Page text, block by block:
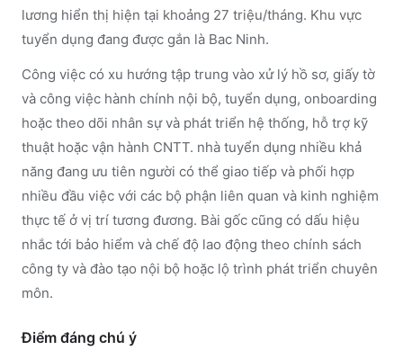
lương hiển thị hiện tại khoảng 27 triệu/tháng. Khu vực
tuyển dụng đang được gắn là Bac Ninh.
Công việc có xu hướng tập trung vào xử lý hồ sơ, giấy tờ
và công việc hành chính nội bộ, tuyển dụng, onboarding
hoặc theo dõi nhân sự và phát triển hệ thống, hỗ trợ kỹ
thuật hoặc vận hành CNTT. nhà tuyển dụng nhiều khả
năng đang ưu tiên người có thể giao tiếp và phối hợp
nhiều đầu việc với các bộ phận liên quan và kinh nghiệm
thực tế ở vị trí tương đương. Bài gốc cũng có dấu hiệu
nhắc tới bảo hiểm và chế độ lao động theo chính sách
công ty và đào tạo nội bộ hoặc lộ trình phát triển chuyên
môn.
Điểm đáng chú ý